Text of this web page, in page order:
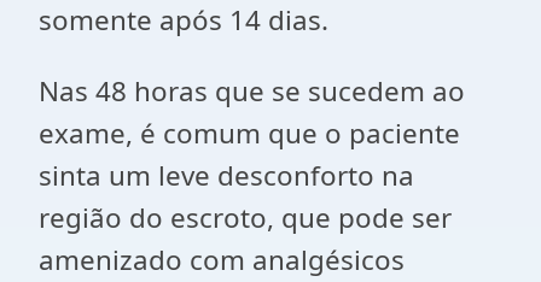
somente após 14 dias.
Nas 48 horas que se sucedem ao
exame, é comum que o paciente
sinta um leve desconforto na
região do escroto, que pode ser
amenizado com analgésicos